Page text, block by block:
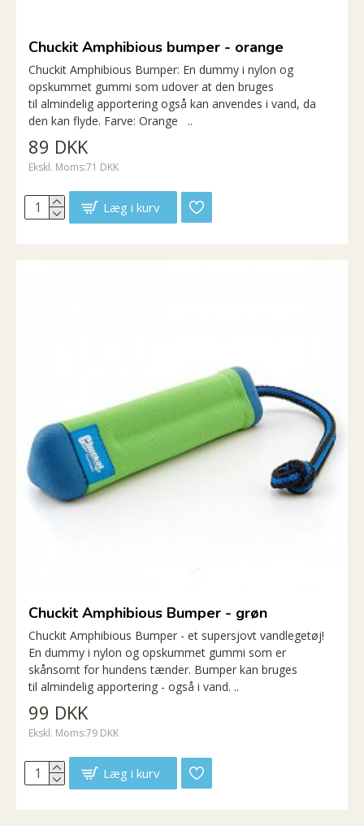
Chuckit Amphibious bumper - orange
Chuckit Amphibious Bumper: En dummy i nylon og
opskummet gummi som udover at den bruges
til almindelig apportering også kan anvendes i vand, da
den kan flyde. Farve: Orange ..
89 DKK
Ekskl. Moms:71 DKK
Læg i kurv
Chuckit Amphibious Bumper - grøn
Chuckit Amphibious Bumper - et supersjovt vandlegetøj!
En dummy i nylon og opskummet gummi som er
skånsomt for hundens tænder. Bumper kan bruges
til almindelig apportering - også i vand. ..
99 DKK
Ekskl. Moms:79 DKK
Læg i kurv